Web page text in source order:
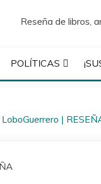
Reseña de libros,
POLÍTICAS
|